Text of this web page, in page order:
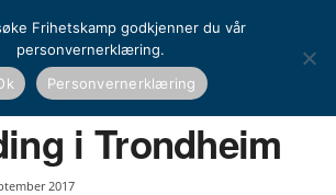
i Trondheim
i Trondheim
2017
Frihetskamp godkjenner du vår
personvernerklæring.
Personvernerklæring